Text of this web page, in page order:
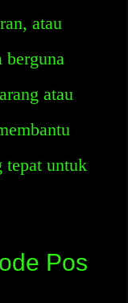
atau
berguna
atau
tepat untuk
Pos